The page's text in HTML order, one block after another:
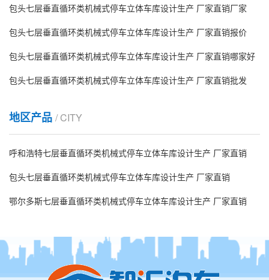
包头七层垂直循环类机械式停车立体车库设计生产 厂家直销厂家
包头七层垂直循环类机械式停车立体车库设计生产 厂家直销报价
包头七层垂直循环类机械式停车立体车库设计生产 厂家直销哪家好
包头七层垂直循环类机械式停车立体车库设计生产 厂家直销批发
地区产品 / CITY
呼和浩特七层垂直循环类机械式停车立体车库设计生产 厂家直销
包头七层垂直循环类机械式停车立体车库设计生产 厂家直销
鄂尔多斯七层垂直循环类机械式停车立体车库设计生产 厂家直销